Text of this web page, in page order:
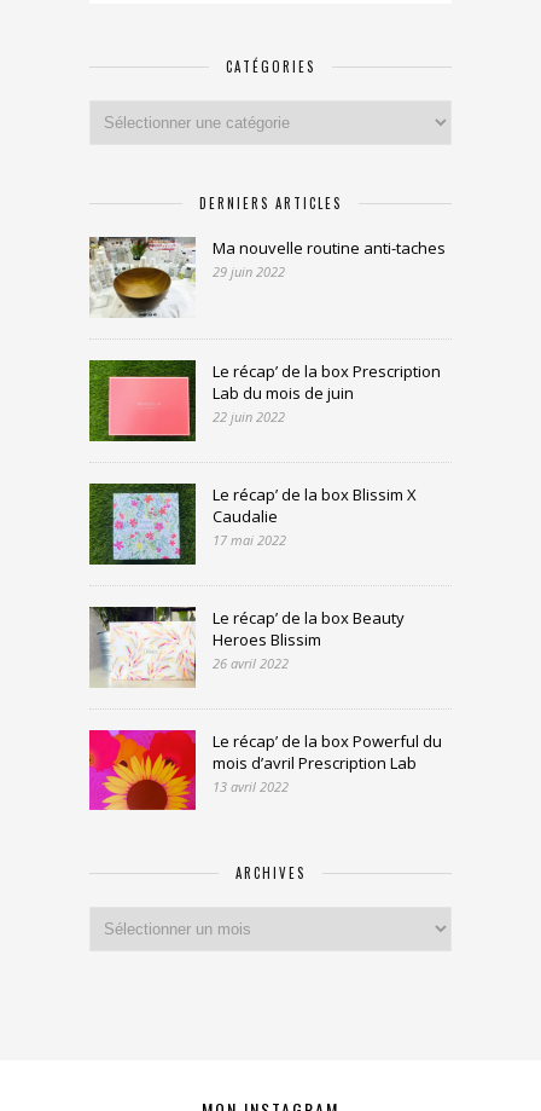
CATÉGORIES
DERNIERS ARTICLES
Ma nouvelle routine anti-taches
29 juin 2022
Le récap’ de la box Prescription
Lab du mois de juin
22 juin 2022
Le récap’ de la box Blissim X
Caudalie
17 mai 2022
Le récap’ de la box Beauty
Heroes Blissim
26 avril 2022
Le récap’ de la box Powerful du
mois d’avril Prescription Lab
13 avril 2022
ARCHIVES